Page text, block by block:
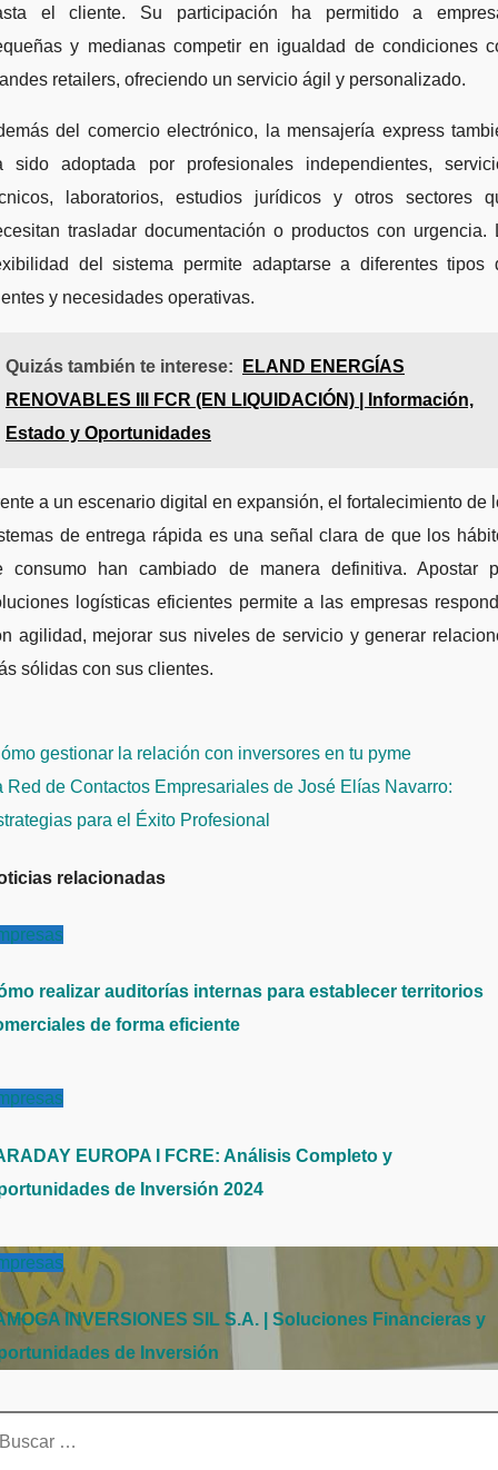
el cliente. Su participación ha permitido a
y medianas competir en igualdad de condiciones
retailers, ofreciendo un servicio ágil y personalizado.
del comercio electrónico, la mensajería express
sido adoptada por profesionales independientes,
laboratorios, estudios jurídicos y otros sectores
trasladar documentación o productos con urgencia.
del sistema permite adaptarse a diferentes tipos
y necesidades operativas.
Quizás también te interese:
ELAND ENERGÍAS
RENOVABLES III FCR (EN LIQUIDACIÓN) | Información,
Estado y Oportunidades
a un escenario digital en expansión, el fortalecimiento de
de entrega rápida es una señal clara de que los
consumo han cambiado de manera definitiva. Apostar
logísticas eficientes permite a las empresas
agilidad, mejorar sus niveles de servicio y generar
sólidas con sus clientes.
gestionar la relación con inversores en tu pyme
Red de Contactos Empresariales de José Elías Navarro:
para el Éxito Profesional
relacionadas
realizar auditorías internas para establecer territorios
de forma eficiente
EUROPA I FCRE: Análisis Completo y
de Inversión 2024
INVERSIONES SIL S.A. | Soluciones Financieras y
de Inversión